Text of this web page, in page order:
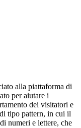
alla piattaforma di
per aiutare i
dei visitatori e
tipo pattern, in cui il
numeri e lettere, che